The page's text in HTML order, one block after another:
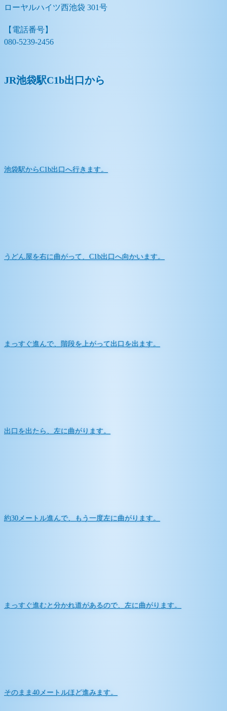
ローヤルハイツ西池袋 301号
【電話番号】
080-5239-2456
JR池袋駅C1b出口から
池袋駅からC1b出口へ行きます。
うどん屋を右に曲がって、C1b出口へ向かいます。
まっすぐ進んで、階段を上がって出口を出ます。
出口を出たら、左に曲がります。
約30メートル進んで、もう一度左に曲がります。
まっすぐ進むと分かれ道があるので、左に曲がります。
そのまま40メートルほど進みます。